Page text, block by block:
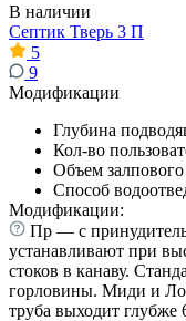
В наличии
Септик Тверь 3 П
5
9
Модификации
Глубина
Кол-во
Объем
Способ
Модификации:
Пр — с
устанавливают при
стоков в канаву.
горловины. Миди и
труба выходит глубже